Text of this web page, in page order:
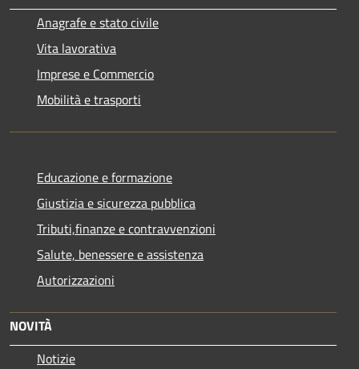
Anagrafe e stato civile
Vita lavorativa
Imprese e Commercio
Mobilità e trasporti
Educazione e formazione
Giustizia e sicurezza pubblica
Tributi,finanze e contravvenzioni
Salute, benessere e assistenza
Autorizzazioni
NOVITÀ
Notizie